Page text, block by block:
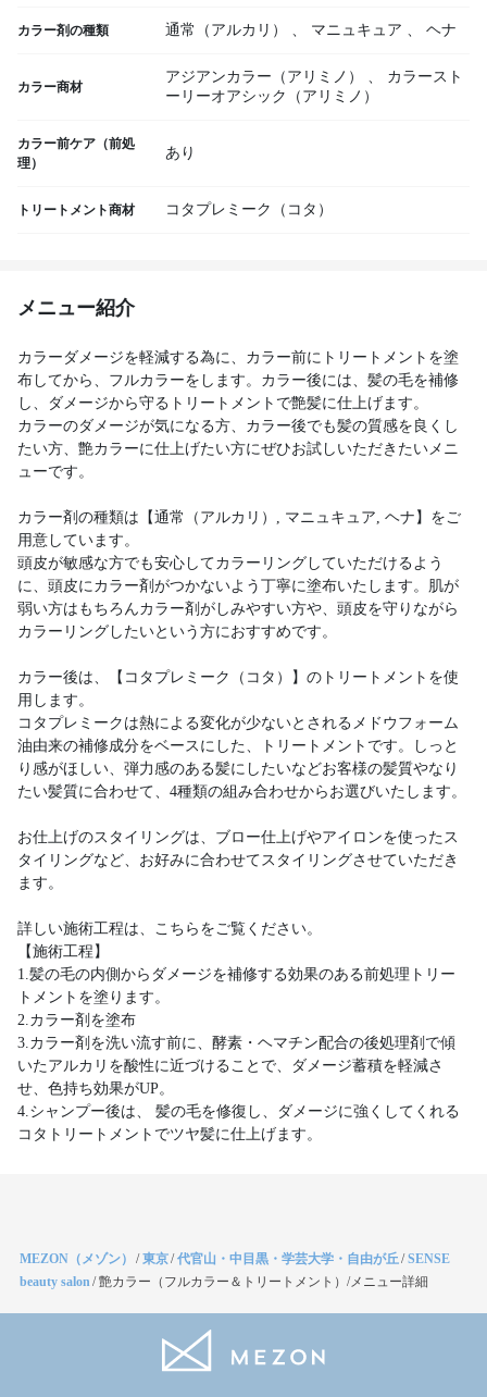
カラー剤の種類 通常（アルカリ） 、 マニュキュア 、 ヘナ
カラー商材
アジアンカラー（アリミノ） 、
カラースト
ーリーオアシック（アリミノ）
カラー前ケア（前処
理）
あり
トリートメント商材 コタプレミーク（コタ）
メニュー紹介
カラーダメージを軽減する為に、カラー前にトリートメントを塗
布してから、フルカラーをします。カラー後には、髪の毛を補修
し、ダメージから守るトリートメントで艶髪に仕上げます。
カラーのダメージが気になる方、カラー後でも髪の質感を良くし
たい方、艶カラーに仕上げたい方にぜひお試しいただきたいメニ
ューです。
カラー剤の種類は【通常（アルカリ）, マニュキュア, ヘナ】をご
用意しています。
頭皮が敏感な方でも安心してカラーリングしていただけるよう
に、頭皮にカラー剤がつかないよう丁寧に塗布いたします。肌が
弱い方はもちろんカラー剤がしみやすい方や、頭皮を守りながら
カラーリングしたいという方におすすめです。
カラー後は、【コタプレミーク（コタ）】のトリートメントを使
用します。
コタプレミークは熱による変化が少ないとされるメドウフォーム
油由来の補修成分をベースにした、トリートメントです。しっと
り感がほしい、弾力感のある髪にしたいなどお客様の髪質やなり
たい髪質に合わせて、4種類の組み合わせからお選びいたします。
お仕上げのスタイリングは、ブロー仕上げやアイロンを使ったス
タイリングなど、お好みに合わせてスタイリングさせていただき
ます。
詳しい施術工程は、こちらをご覧ください。
【施術工程】
1.髪の毛の内側からダメージを補修する効果のある前処理トリー
トメントを塗ります。
2.カラー剤を塗布
3.カラー剤を洗い流す前に、酵素・ヘマチン配合の後処理剤で傾
いたアルカリを酸性に近づけることで、ダメージ蓄積を軽減さ
せ、色持ち効果がUP。
4.シャンプー後は、 髪の毛を修復し、ダメージに強くしてくれる
コタトリートメントでツヤ髪に仕上げます。
MEZON（メゾン） /東京/代官山・中目黒・学芸大学・自由が丘/SENSE
beauty salon/艶カラー（フルカラー＆トリートメント）/メニュー詳細